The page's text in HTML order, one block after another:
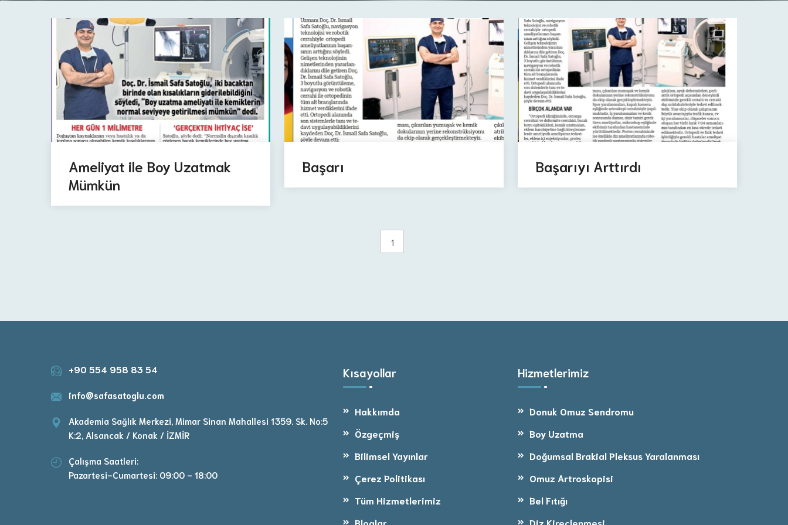
Ameliyat ile Boy Uzatmak
Mümkün
Başarı Başarıyı Arttırdı
1
+90 554 958 83 54
info@safasatoglu.com
Akademia Sağlık Merkezi, Mimar Sinan Mahallesi 1359. Sk. No:5
K:2, Alsancak / Konak / İZMİR
Çalışma Saatleri:
Pazartesi-Cumartesi: 09:00 - 18:00
Kısayollar
Hakkımda
Özgeçmiş
Bilimsel Yayınlar
Çerez Politikası
Tüm Hizmetlerimiz
Bloglar
Hizmetlerimiz
Donuk Omuz Sendromu
Boy Uzatma
Doğumsal Brakial Pleksus Yaralanması
Omuz Artroskopisi
Bel Fıtığı
Diz Kireçlenmesi